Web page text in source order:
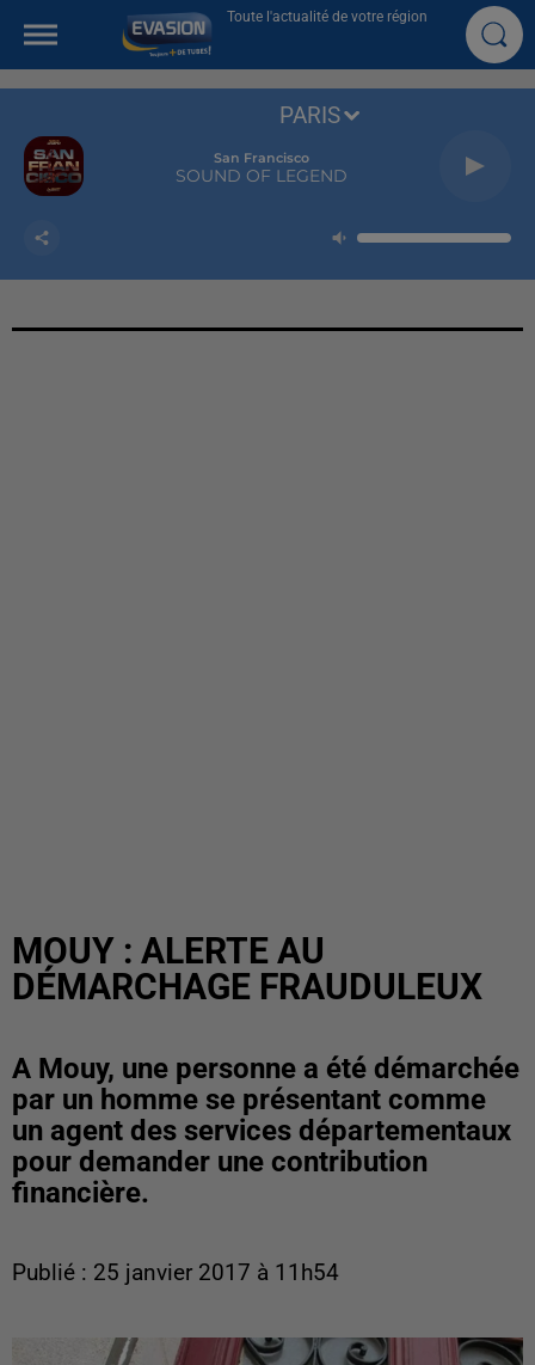
Toute l'actualité de votre région
San Francisco
SOUND OF LEGEND
PARIS
MOUY : ALERTE AU
DÉMARCHAGE FRAUDULEUX
A Mouy, une personne a été démarchée
par un homme se présentant comme
un agent des services départementaux
pour demander une contribution
financière.
Publié : 25 janvier 2017 à 11h54